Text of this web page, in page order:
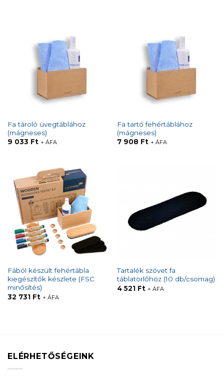
Fa tároló üvegtáblához
(mágneses)
9 033 Ft + ÁFA
Fa tartó fehértáblához
(mágneses)
7 908 Ft + ÁFA
Fából készült fehértábla
kiegészítők készlete (FSC
minősítés)
32 731 Ft + ÁFA
Tartalék szövet fa
táblatörlőhöz (10 db/csomag)
4 521 Ft + ÁFA
ELÉRHETŐSÉGEINK